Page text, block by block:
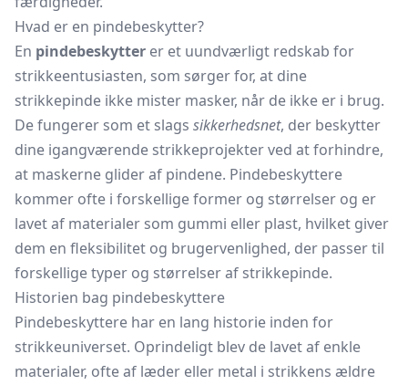
Hvad er en pindebeskytter?
En pindebeskytter er et uundværligt redskab for
strikkeentusiasten, som sørger for, at dine
strikkepinde ikke mister masker, når de ikke er i brug.
De fungerer som et slags sikkerhedsnet, der beskytter
dine igangværende strikkeprojekter ved at forhindre,
at maskerne glider af pindene. Pindebeskyttere
kommer ofte i forskellige former og størrelser og er
lavet af materialer som gummi eller plast, hvilket giver
dem en fleksibilitet og brugervenlighed, der passer til
forskellige typer og størrelser af strikkepinde.
Historien bag pindebeskyttere
Pindebeskyttere har en lang historie inden for
strikkeuniverset. Oprindeligt blev de lavet af enkle
materialer, ofte af læder eller metal i strikkens ældre